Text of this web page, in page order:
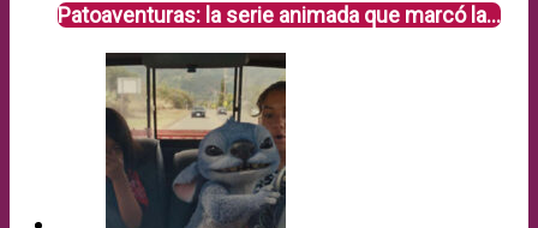
Patoaventuras: la serie animada que marcó la…